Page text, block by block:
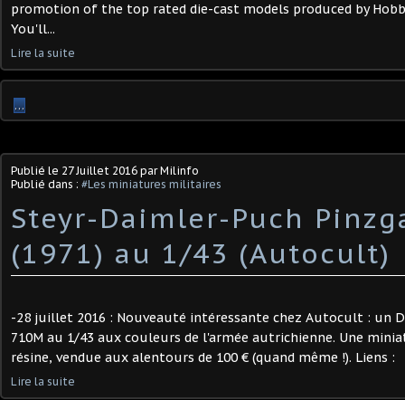
promotion of the top rated die-cast models produced by
You'll...
Lire la suite
…
Publié le 27 Juillet 2016 par Milinfo
Publié dans : #Les miniatures militaires
Steyr-Daimler-Puch
(1971) au 1/43 (Autocult)
-28 juillet 2016 : Nouveauté intéressante chez Autocult : un
710M au 1/43 aux couleurs de l'armée autrichienne. Une
résine, vendue aux alentours de 100 € (quand même !). Liens :
Lire la suite